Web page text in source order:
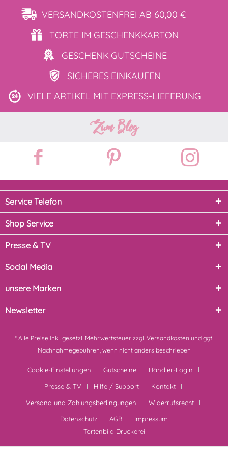
VERSANDKOSTENFREI AB 60,00 €
TORTE IM GESCHENKKARTON
GESCHENK GUTSCHEINE
SICHERES EINKAUFEN
VIELE ARTIKEL MIT EXPRESS-LIEFERUNG
Zum Blog
Service Telefon
Shop Service
Presse & TV
Social Media
unsere Marken
Newsletter
* Alle Preise inkl. gesetzl. Mehrwertsteuer zzgl. Versandkosten und ggf.
Nachnahmegebühren, wenn nicht anders beschrieben
Cookie-Einstellungen Gutscheine
Händler-Login
Presse & TV
Hilfe / Support
Kontakt
Versand und Zahlungsbedingungen
Widerrufsrecht
Datenschutz
AGB
Impressum
Tortenbild Druckerei